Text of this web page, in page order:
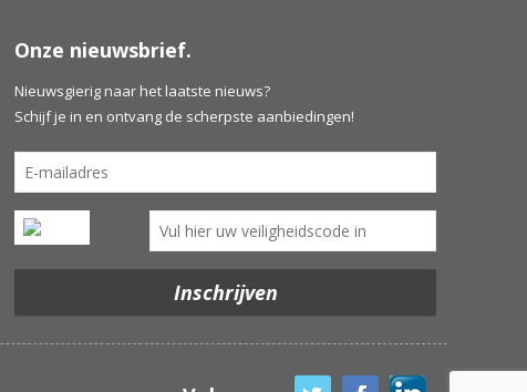
Onze nieuwsbrief.
Nieuwsgierig naar het laatste nieuws?
Schijf je in en ontvang de scherpste aanbiedingen!